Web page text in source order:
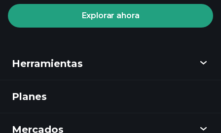
listas de seguimiento seleccionadas por
Explorar ahora
Herramientas
Descubrir
Planes
Mercados